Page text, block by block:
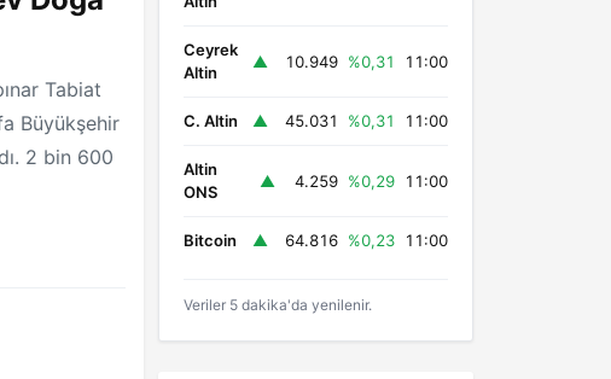
Tabiat
Büyükşehir
2 bin 600
Ceyrek
Altin
▲ 10.949 %0,31 11:00
C. Altin ▲ 45.031 %0,31 11:00
Altin
ONS
▲ 4.259 %0,29 11:00
Bitcoin ▲ 64.816 %0,23 11:00
Veriler 5 dakika'da yenilenir.